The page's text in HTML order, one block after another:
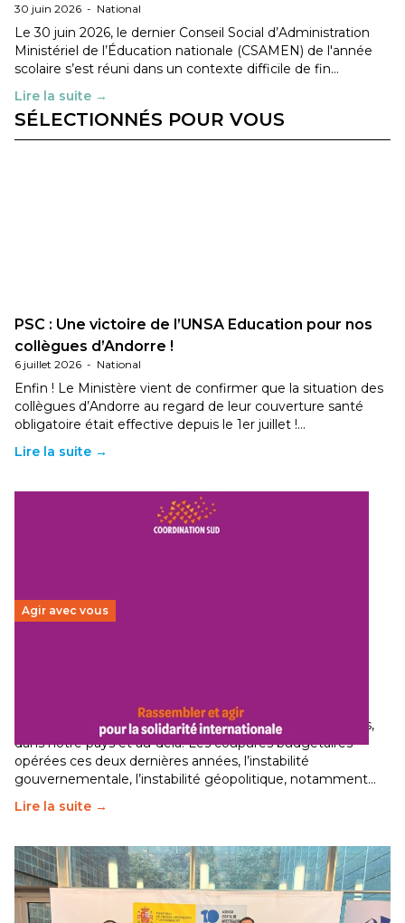
30 juin 2026 - National
Le 30 juin 2026, le dernier Conseil Social d’Administration
Ministériel de l’Éducation nationale (CSAMEN) de l'année
scolaire s’est réuni dans un contexte difficile de fin…
Lire la suite →
SÉLECTIONNÉS POUR VOUS
PSC : Une victoire de l’UNSA Education pour nos
collègues d’Andorre !
6 juillet 2026 - National
Enfin ! Le Ministère vient de confirmer que la situation des
collègues d’Andorre au regard de leur couverture santé
obligatoire était effective depuis le 1er juillet !…
Lire la suite →
Agir avec vous
Le secteur humanitaire connaît des difficultés profondes,
dans notre pays et au-delà. Les coupures budgétaires
opérées ces deux dernières années, l’instabilité
gouvernementale, l’instabilité géopolitique, notamment…
Lire la suite →